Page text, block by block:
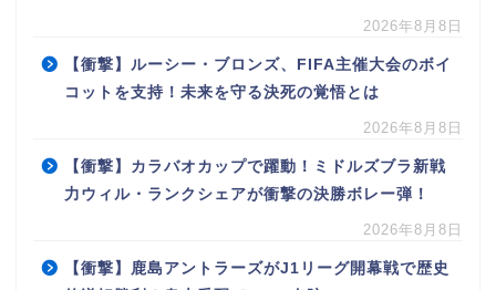
2026年8月8日
【衝撃】ルーシー・ブロンズ、FIFA主催大会のボイ
コットを支持！未来を守る決死の覚悟とは
2026年8月8日
【衝撃】カラバオカップで躍動！ミドルズブラ新戦
力ウィル・ランクシェアが衝撃の決勝ボレー弾！
2026年8月8日
【衝撃】鹿島アントラーズがJ1リーグ開幕戦で歴史